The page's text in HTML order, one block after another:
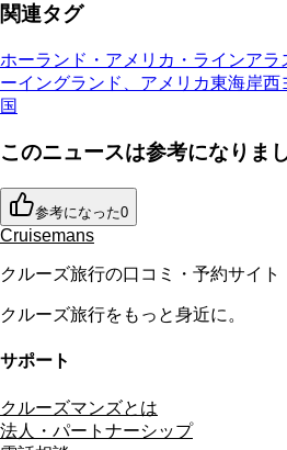
関連タグ
ホーランド・アメリカ・ラインアラ
ーイングランド、アメリカ東海岸西
国
このニュースは参考になりま
参考になった0
Cruisemans
クルーズ旅行の口コミ・予約サイト
クルーズ旅行をもっと身近に。
サポート
クルーズマンズとは
法人・パートナーシップ